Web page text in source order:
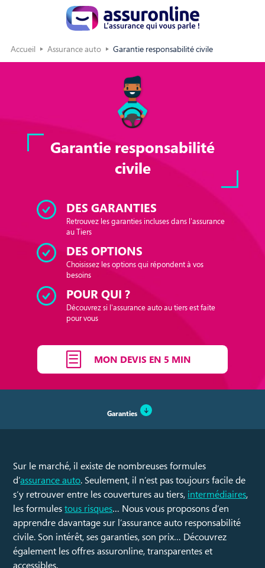
Accueil Assurance auto Garantie responsabilité civile
Garantie responsabilité
civile
DES GARANTIES
Retrouvez les garanties incluses dans l'assurance
au Tiers
DES OPTIONS
Choisissez les options qui répondent à vos
besoins
POUR QUI ?
Découvrez si l'assurance auto au tiers est faite
pour vous
MON DEVIS EN 5 MIN
Garanties
Sur le marché, il existe de nombreuses formules
d’assurance auto. Seulement, il n’est pas toujours facile de
s‘y retrouver entre les couvertures au tiers, intermédiaires,
les formulestous risques… Nous vous proposons d’en
apprendre davantage sur l’assurance auto responsabilité
civile. Son intérêt, ses garanties, son prix… Découvrez
également les offres assuronline, transparentes et
accessibles.